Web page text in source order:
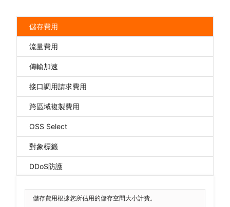
儲存費用
流量費用
傳輸加速
接口調用請求費用
跨區域複製費用
OSS Select
對象標籤
DDoS防護
儲存費用根據您所佔用的儲存空間大小計費。